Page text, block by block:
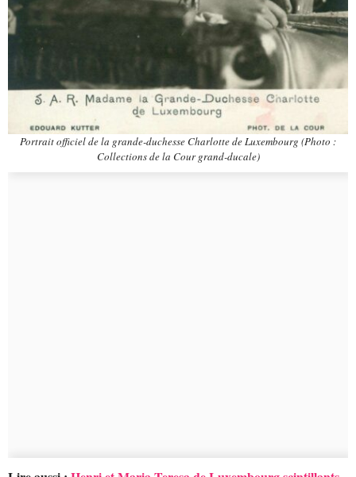
Portrait officiel de la grande-duchesse Charlotte de Luxembourg (Photo :
Collections de la Cour grand-ducale)